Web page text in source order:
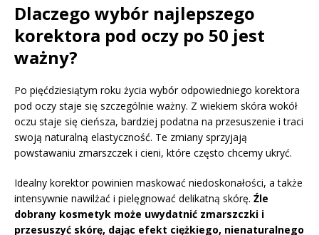
Dlaczego wybór najlepszego
korektora pod oczy po 50 jest
ważny?
Po pięćdziesiątym roku życia wybór odpowiedniego korektora
pod oczy staje się szczególnie ważny. Z wiekiem skóra wokół
oczu staje się cieńsza, bardziej podatna na przesuszenie i traci
swoją naturalną elastyczność. Te zmiany sprzyjają
powstawaniu zmarszczek i cieni, które często chcemy ukryć.
Idealny korektor powinien maskować niedoskonałości, a także
intensywnie nawilżać i pielęgnować delikatną skórę. Źle
dobrany kosmetyk może uwydatnić zmarszczki i
przesuszyć skórę, dając efekt ciężkiego, nienaturalnego